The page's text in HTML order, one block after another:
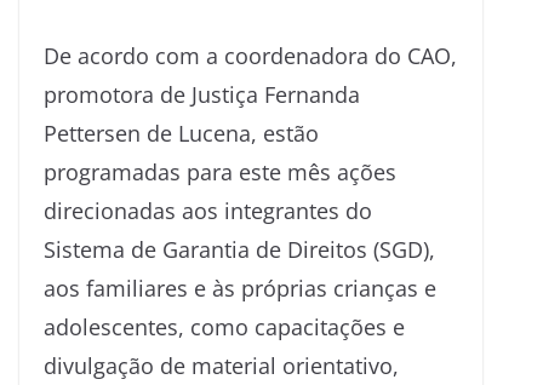
De acordo com a coordenadora do CAO,
promotora de Justiça Fernanda
Pettersen de Lucena, estão
programadas para este mês ações
direcionadas aos integrantes do
Sistema de Garantia de Direitos (SGD),
aos familiares e às próprias crianças e
adolescentes, como capacitações e
divulgação de material orientativo,